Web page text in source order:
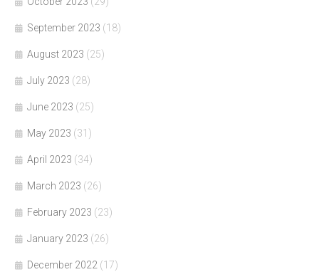
September 2023 (18)
August 2023 (25)
July 2023 (28)
June 2023 (25)
May 2023 (31)
April 2023 (34)
March 2023 (26)
February 2023 (23)
January 2023 (26)
December 2022 (17)